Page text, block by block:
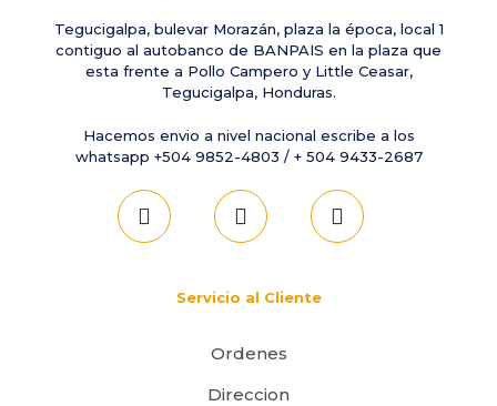
Tegucigalpa, bulevar Morazán, plaza la época, local 1
contiguo al autobanco de BANPAIS en la plaza que
esta frente a Pollo Campero y Little Ceasar,
Tegucigalpa, Honduras.
Hacemos envio a nivel nacional escribe a los
whatsapp +504 9852-4803 / + 504 9433-2687
Servicio al Cliente
Ordenes
Direccion